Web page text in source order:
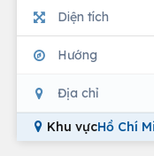
Diện tích
Hướng
Địa chỉ
Khu vựcHồ Chí